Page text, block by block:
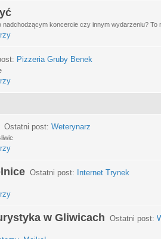
koncercie czy innym wydarzeniu? To
Pizzeria Gruby Benek
Ostatni post: Weterynarz
Ostatni post: Internet Trynek
w Gliwicach Ostatni post: